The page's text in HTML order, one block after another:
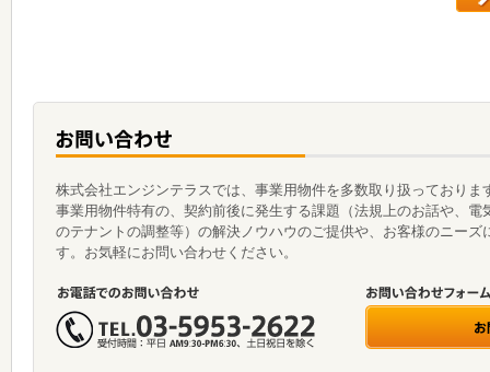
株式会社エンジンテラスでは、事業用物件を多数取り扱っておりま
事業用物件特有の、契約前後に発生する課題（法規上のお話や、
のテナントの調整等）の解決ノウハウのご提供や、お客様のニー
す。お気軽にお問い合わせください。